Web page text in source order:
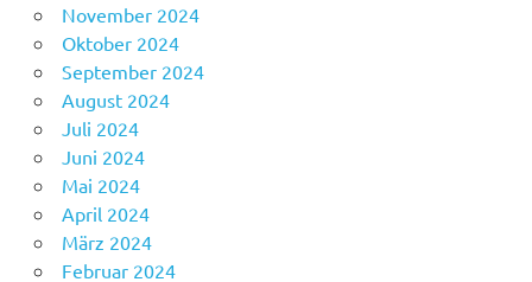
November 2024
Oktober 2024
September 2024
August 2024
Juli 2024
Juni 2024
Mai 2024
April 2024
März 2024
Februar 2024